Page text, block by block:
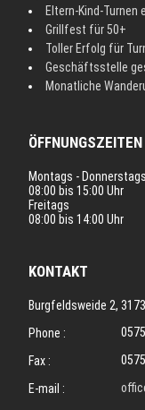
Eltern-Kind-Turnen
Grillfest für 50+
Toller Erfolg für
Geschäftsstelle
Monatliche
ÖFFNUNGSZEITEN
Montags - Donnerstags
08:00 bis 15:00 Uhr
Freitags
08:00 bis 14:00 Uhr
KONTAKT
Burgfeldsweide 2,
Phone :
Fax :
E-mail :